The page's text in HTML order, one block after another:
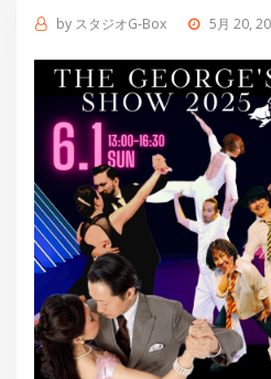
by スタジオG-Box 5月 20,